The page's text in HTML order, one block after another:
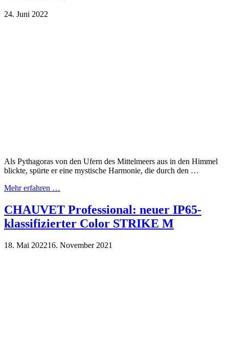
24. Juni 2022
Als Pythagoras von den Ufern des Mittelmeers aus in den Himmel
blickte, spürte er eine mystische Harmonie, die durch den …
Mehr erfahren …
CHAUVET Professional: neuer IP65-
klassifizierter Color STRIKE M
18. Mai 202216. November 2021